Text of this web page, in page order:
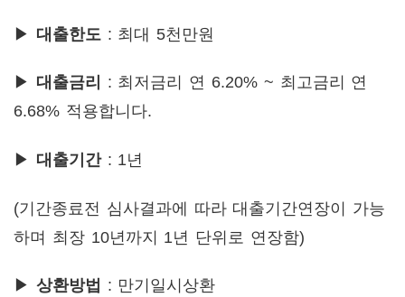
▶ 대출한도 : 최대 5천만원
▶ 대출금리
: 최저금리 연 6.20% ~ 최고금리 연
6.68% 적용합니다.
▶ 대출기간: 1년
(기간종료전 심사결과에 따라 대출기간연장이 가능
하며 최장 10년까지 1년 단위로 연장함)
▶ 상환방법 : 만기일시상환